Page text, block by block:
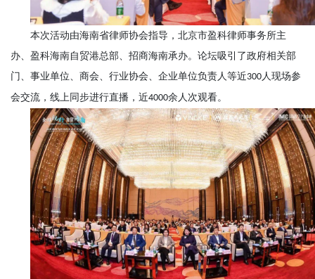
本次活动由海南省律师协会指导，北京市盈科律师事务所主
办、盈科海南自贸港总部、招商海南承办。论坛吸引了政府相关部
门、事业单位、商会、行业协会、企业单位负责人等近300 人现场参
会交流，线上同步进行直播，近4000余人次观看。